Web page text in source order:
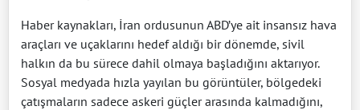
Haber kaynakları, İran ordusunun ABD’ye ait insansız hava
araçları ve uçaklarını hedef aldığı bir dönemde, sivil
halkın da bu sürece dahil olmaya başladığını aktarıyor.
Sosyal medyada hızla yayılan bu görüntüler, bölgedeki
çatışmaların sadece askeri güçler arasında kalmadığını,